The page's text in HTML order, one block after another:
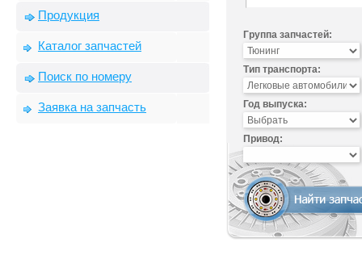
Продукция
Каталог запчастей
Поиск по номеру
Заявка на запчасть
Группа запчастей:
Тип транспорта:
Год выпуска:
Привод: